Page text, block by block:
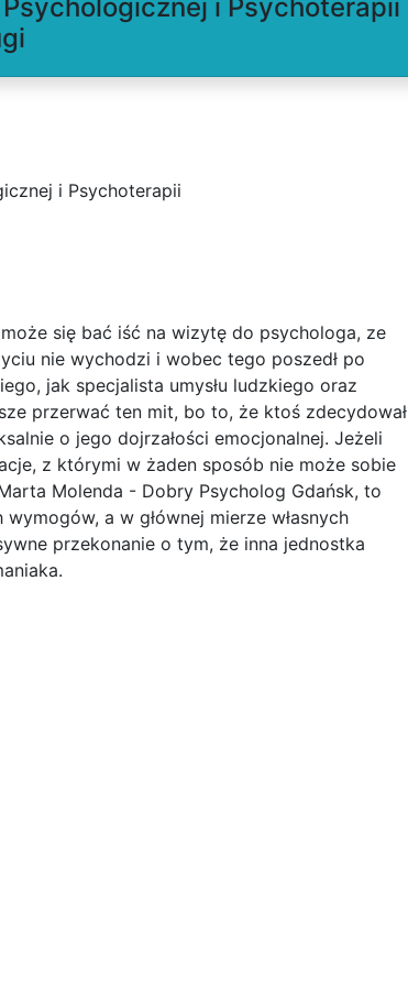
Psychologicznej i Psychoterapii
i Psychoterapii
się bać iść na wizytę do psychologa, ze
nie wychodzi i wobec tego poszedł po
jak specjalista umysłu ludzkiego oraz
przerwać ten mit, bo to, że ktoś zdecydował
o jego dojrzałości emocjonalnej. Jeżeli
z którymi w żaden sposób nie może sobie
Molenda - Dobry Psycholog Gdańsk, to
a w głównej mierze własnych
przekonanie o tym, że inna jednostka